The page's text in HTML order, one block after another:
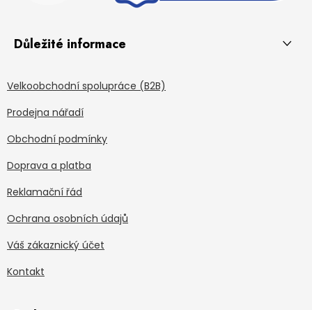
Důležité informace
Velkoobchodní spolupráce (B2B)
Prodejna nářadí
Obchodní podmínky
Doprava a platba
Reklamační řád
Ochrana osobních údajů
Váš zákaznický účet
Kontakt